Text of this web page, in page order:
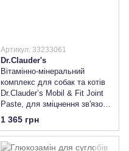
Артикул: 33233061
Dr.Clauder's
Вітамінно-мінеральний
комплекс для собак та котів
Dr.Clauder’s Mobil & Fit Joint
Paste, для зміцнення зв'язок
та суглобів
1 365 грн